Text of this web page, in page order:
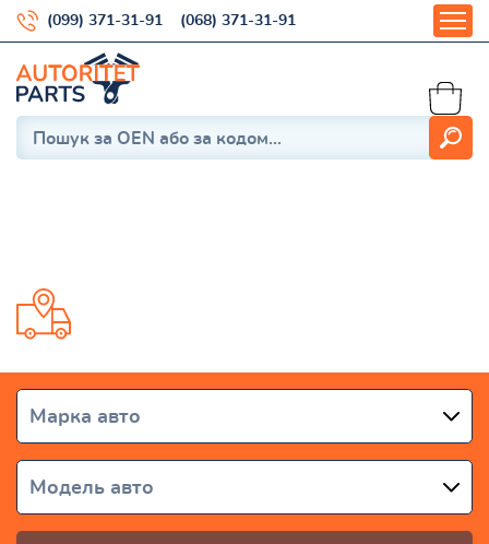
(099) 371-31-91 (068) 371-31-91
Марка авто
Модель авто